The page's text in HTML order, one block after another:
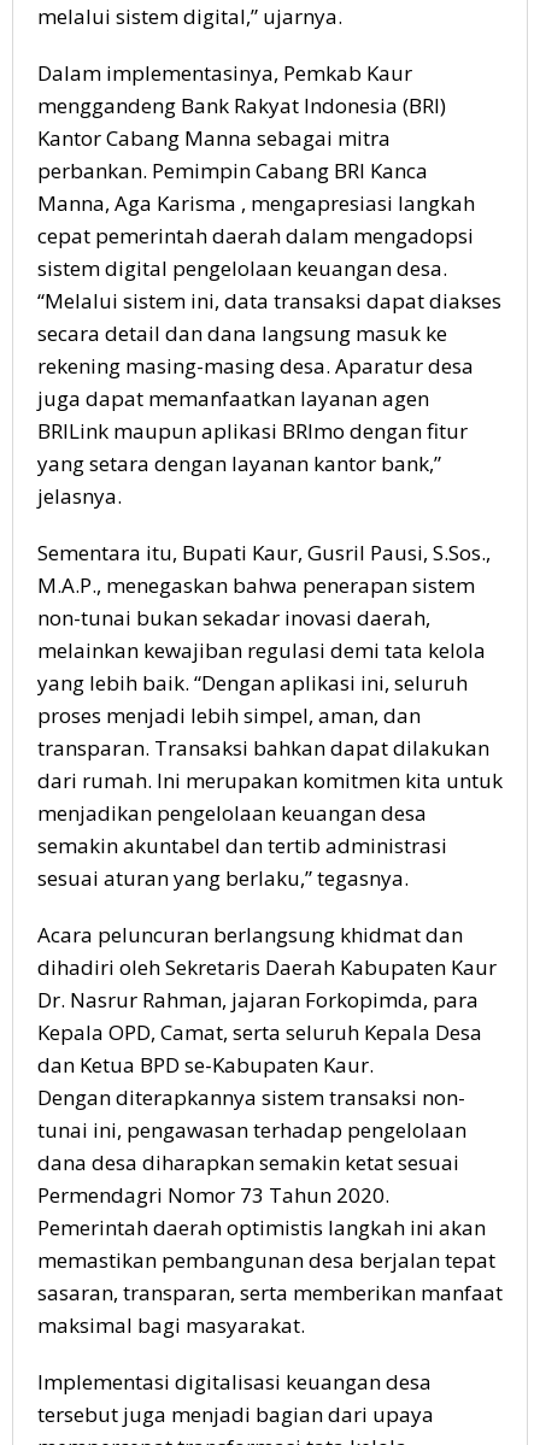
melalui sistem digital,” ujarnya.
Dalam implementasinya, Pemkab Kaur
menggandeng Bank Rakyat Indonesia (BRI)
Kantor Cabang Manna sebagai mitra
perbankan. Pemimpin Cabang BRI Kanca
Manna, Aga Karisma , mengapresiasi langkah
cepat pemerintah daerah dalam mengadopsi
sistem digital pengelolaan keuangan desa.
“Melalui sistem ini, data transaksi dapat diakses
secara detail dan dana langsung masuk ke
rekening masing-masing desa. Aparatur desa
juga dapat memanfaatkan layanan agen
BRILink maupun aplikasi BRImo dengan fitur
yang setara dengan layanan kantor bank,”
jelasnya.
Sementara itu, Bupati Kaur, Gusril Pausi, S.Sos.,
M.A.P., menegaskan bahwa penerapan sistem
non-tunai bukan sekadar inovasi daerah,
melainkan kewajiban regulasi demi tata kelola
yang lebih baik. “Dengan aplikasi ini, seluruh
proses menjadi lebih simpel, aman, dan
transparan. Transaksi bahkan dapat dilakukan
dari rumah. Ini merupakan komitmen kita untuk
menjadikan pengelolaan keuangan desa
semakin akuntabel dan tertib administrasi
sesuai aturan yang berlaku,” tegasnya.
Acara peluncuran berlangsung khidmat dan
dihadiri oleh Sekretaris Daerah Kabupaten Kaur
Dr. Nasrur Rahman, jajaran Forkopimda, para
Kepala OPD, Camat, serta seluruh Kepala Desa
dan Ketua BPD se-Kabupaten Kaur.
Dengan diterapkannya sistem transaksi non-
tunai ini, pengawasan terhadap pengelolaan
dana desa diharapkan semakin ketat sesuai
Permendagri Nomor 73 Tahun 2020.
Pemerintah daerah optimistis langkah ini akan
memastikan pembangunan desa berjalan tepat
sasaran, transparan, serta memberikan manfaat
maksimal bagi masyarakat.
Implementasi digitalisasi keuangan desa
tersebut juga menjadi bagian dari upaya